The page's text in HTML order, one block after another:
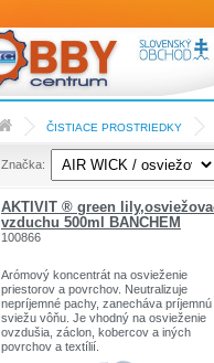
ČISTIACE PROSTRIEDKY
Značka:
AKTIVIT ® green
vzduchu 500ml BANCHEM
100866
Arómový koncentrát na osvieženie
priestorov a povrchov. Neutralizuje
nepríjemné pachy, zanecháva príjemnú
sviežu vôňu. Je vhodný na osvieženie
ovzdušia, záclon, kobercov a iných
povrchov a textílií.